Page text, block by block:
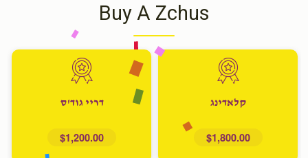
Buy A Zchus
קלאדינג
$1,800.00
דריי גוד'ס
$1,200.00